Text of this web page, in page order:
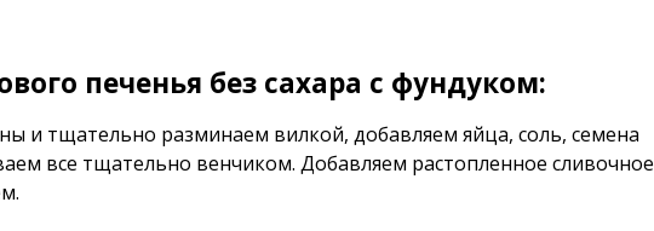
печенья без сахара с фундуком:
и тщательно разминаем вилкой, добавляем яйца, соль, семена
все тщательно венчиком. Добавляем растопленное сливочное